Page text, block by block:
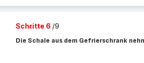
Schritte 6 /9
Die Schale aus dem Gefrierschrank